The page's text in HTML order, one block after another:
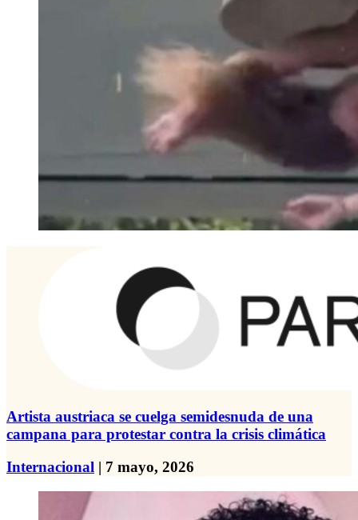
Artista austriaca se cuelga semidesnuda de una
campana para protestar contra la crisis climática
Internacional | 7 mayo, 2026